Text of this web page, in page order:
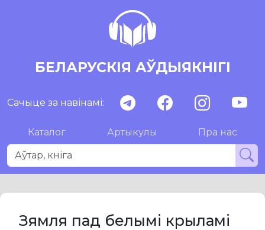
БЕЛАРУСКІЯ АЎДЫЯКНІГІ
Сачыце за навінамі:
Каталог Артыкулы Пра нас
Зямля пад белымі крыламі